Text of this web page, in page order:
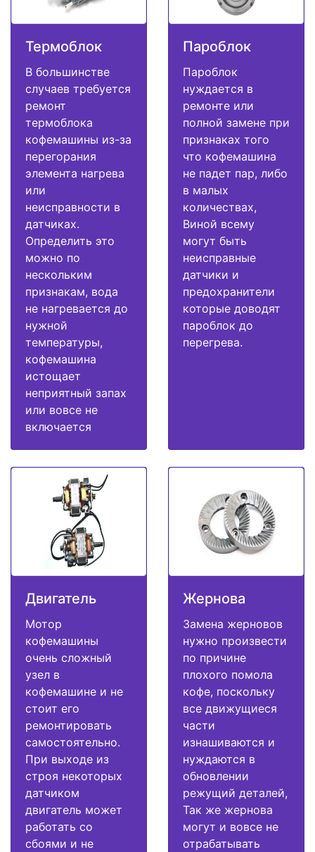
Термоблок
В большинстве
случаев требуется
ремонт
термоблока
кофемашины из-за
перегорания
элемента нагрева
или
неисправности в
датчиках.
Определить это
можно по
нескольким
признакам, вода
не нагревается до
нужной
температуры,
кофемашина
истощает
неприятный запах
или вовсе не
включается
Пароблок
Пароблок
нуждается в
ремонте или
полной замене при
признаках того
что кофемашина
не падет пар, либо
в малых
количествах,
Виной всему
могут быть
неисправные
датчики и
предохранители
которые доводят
пароблок до
перегрева.
Двигатель
Мотор
кофемашины
очень сложный
узел в
кофемашине и не
стоит его
ремонтировать
самостоятельно.
При выходе из
строя некоторых
датчиком
двигатель может
работать со
сбоями и не
Жернова
Замена жерновов
нужно произвести
по причине
плохого помола
кофе, поскольку
все движущиеся
части
изнашиваются и
нуждаются в
обновлении
режущий деталей,
Так же жернова
могут и вовсе не
отрабатывать